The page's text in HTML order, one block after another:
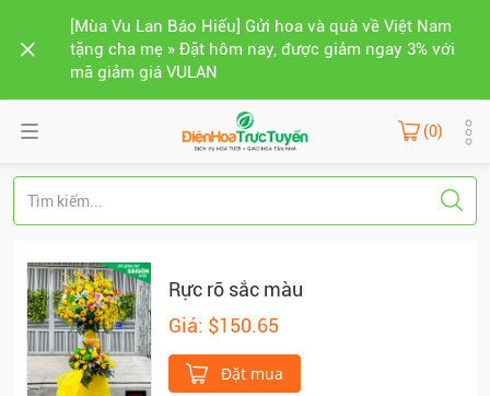
[Mùa Vu Lan Báo Hiếu] Gửi hoa và quà về Việt Nam
tặng cha mẹ » Đặt hôm nay, được giảm ngay 3% với
mã giảm giá VULAN
(0)
Rực rỡ sắc màu
Giá: $150.65
Đặt mua